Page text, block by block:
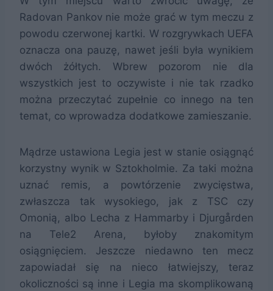
Radovan Pankov nie może grać w tym meczu z
powodu czerwonej kartki. W rozgrywkach UEFA
oznacza ona pauzę, nawet jeśli była wynikiem
dwóch żółtych. Wbrew pozorom nie dla
wszystkich jest to oczywiste i nie tak rzadko
można przeczytać zupełnie co innego na ten
temat, co wprowadza dodatkowe zamieszanie.
Mądrze ustawiona Legia jest w stanie osiągnąć
korzystny wynik w Sztokholmie. Za taki można
uznać remis, a powtórzenie zwycięstwa,
zwłaszcza tak wysokiego, jak z TSC czy
Omonią, albo Lecha z Hammarby i Djurgården
na Tele2 Arena, byłoby znakomitym
osiągnięciem. Jeszcze niedawno ten mecz
zapowiadał się na nieco łatwiejszy, teraz
okoliczności są inne i Legia ma skomplikowaną